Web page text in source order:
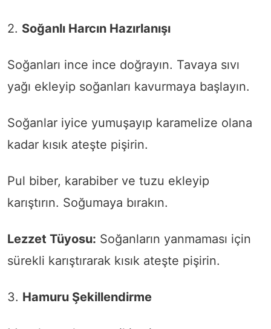
2. Soğanlı Harcın Hazırlanışı
Soğanları ince ince doğrayın. Tavaya sıvı
yağı ekleyip soğanları kavurmaya başlayın.
Soğanlar iyice yumuşayıp karamelize olana
kadar kısık ateşte pişirin.
Pul biber, karabiber ve tuzu ekleyip
karıştırın. Soğumaya bırakın.
Lezzet Tüyosu: Soğanların yanmaması için
sürekli karıştırarak kısık ateşte pişirin.
3. Hamuru Şekillendirme